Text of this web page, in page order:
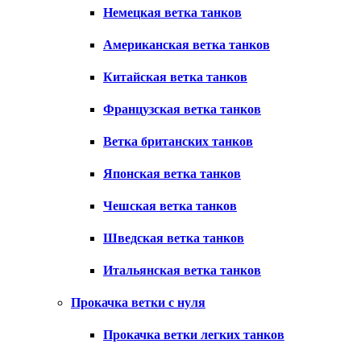
Немецкая ветка танков
Американская ветка танков
Китайская ветка танков
Французская ветка танков
Ветка британских танков
Японская ветка танков
Чешская ветка танков
Шведская ветка танков
Итальянская ветка танков
Прокачка ветки с нуля
Прокачка ветки легких танков